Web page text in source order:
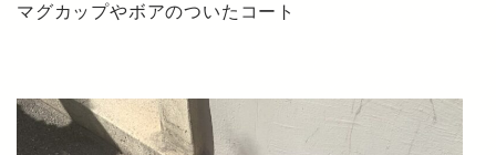
マグカップやボアのついたコート